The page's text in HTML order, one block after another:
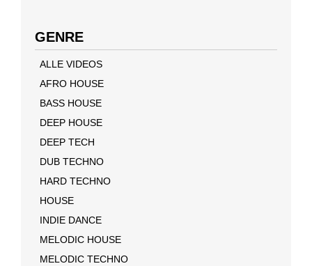
GENRE
ALLE VIDEOS
AFRO HOUSE
BASS HOUSE
DEEP HOUSE
DEEP TECH
DUB TECHNO
HARD TECHNO
HOUSE
INDIE DANCE
MELODIC HOUSE
MELODIC TECHNO